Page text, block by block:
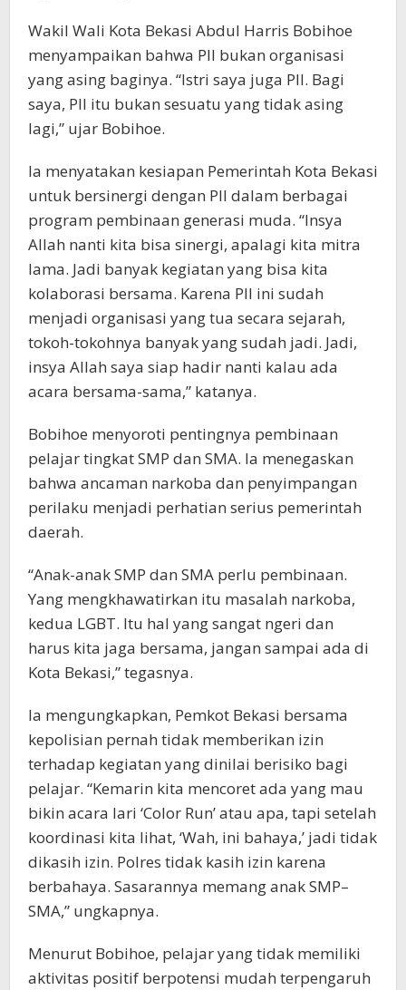
Wakil Wali Kota Bekasi Abdul Harris Bobihoe
menyampaikan bahwa PII bukan organisasi
yang asing baginya. “Istri saya juga PII. Bagi
saya, PII itu bukan sesuatu yang tidak asing
lagi,” ujar Bobihoe.
Ia menyatakan kesiapan Pemerintah Kota Bekasi
untuk bersinergi dengan PII dalam berbagai
program pembinaan generasi muda. “Insya
Allah nanti kita bisa sinergi, apalagi kita mitra
lama. Jadi banyak kegiatan yang bisa kita
kolaborasi bersama. Karena PII ini sudah
menjadi organisasi yang tua secara sejarah,
tokoh-tokohnya banyak yang sudah jadi. Jadi,
insya Allah saya siap hadir nanti kalau ada
acara bersama-sama,” katanya.
Bobihoe menyoroti pentingnya pembinaan
pelajar tingkat SMP dan SMA. Ia menegaskan
bahwa ancaman narkoba dan penyimpangan
perilaku menjadi perhatian serius pemerintah
daerah.
“Anak-anak SMP dan SMA perlu pembinaan.
Yang mengkhawatirkan itu masalah narkoba,
kedua LGBT. Itu hal yang sangat ngeri dan
harus kita jaga bersama, jangan sampai ada di
Kota Bekasi,” tegasnya.
Ia mengungkapkan, Pemkot Bekasi bersama
kepolisian pernah tidak memberikan izin
terhadap kegiatan yang dinilai berisiko bagi
pelajar. “Kemarin kita mencoret ada yang mau
bikin acara lari ‘Color Run’ atau apa, tapi setelah
koordinasi kita lihat, ‘Wah, ini bahaya,’ jadi tidak
dikasih izin. Polres tidak kasih izin karena
berbahaya. Sasarannya memang anak SMP–
SMA,” ungkapnya.
Menurut Bobihoe, pelajar yang tidak memiliki
aktivitas positif berpotensi mudah terpengaruh